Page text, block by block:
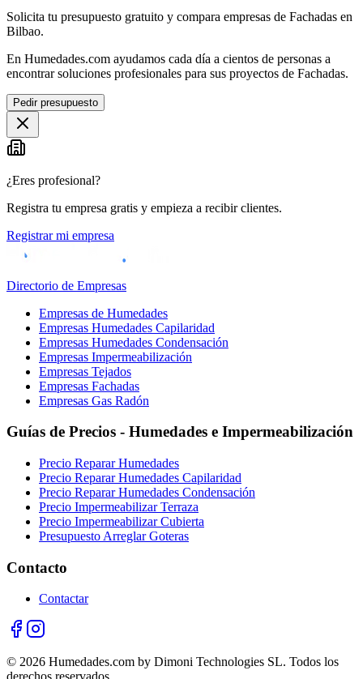
Solicita tu presupuesto gratuito y compara empresas de Fachadas en
Bilbao.
En Humedades.com ayudamos cada día a cientos de personas a
encontrar soluciones profesionales para sus proyectos de Fachadas.
Pedir presupuesto
¿Eres profesional?
Registra tu empresa gratis y empieza a recibir clientes.
Registrar mi empresa
Directorio de Empresas
Empresas de Humedades
Empresas Humedades Capilaridad
Empresas Humedades Condensación
Empresas Impermeabilización
Empresas Tejados
Empresas Fachadas
Empresas Gas Radón
Guías de Precios - Humedades e Impermeabilización
Precio Reparar Humedades
Precio Reparar Humedades Capilaridad
Precio Reparar Humedades Condensación
Precio Impermeabilizar Terraza
Precio Impermeabilizar Cubierta
Presupuesto Arreglar Goteras
Contacto
Contactar
© 2026 Humedades.com by Dimoni Technologies SL. Todos los